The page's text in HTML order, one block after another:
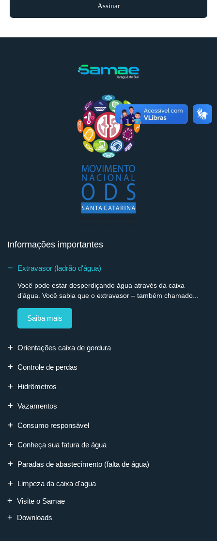
Assinar
Informações importantes
Extravasor (ladrão d'água)
Você pode estar desperdiçando água através da caixa
d’água. Você sabia que o extravasor – também chamado...
Saiba mais
Orientações caixa de gordura
Controle de perdas
Hidrômetros
Vazamentos
Consumo responsável
Conheça sua fatura de água
Paradas de abastecimento (falta de água)
Limpeza da caixa d'agua
Visite o Samae
Downloads